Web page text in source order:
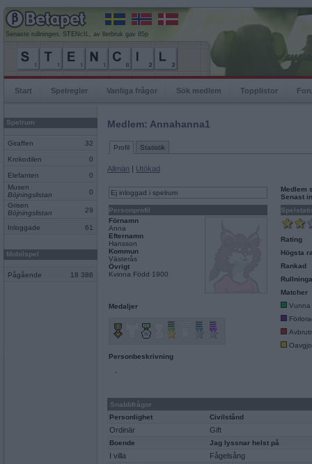
Senaste rullningen, STENcIL, av llerbruk gav 85p
Start Spelregler Vanliga frågor Sök medlem Topplistor
Spelrum
Giraffen 32
Krokodilen 0
Elefanten
0
Musen
Böjningslistan
0
Grisen
Böjningslistan
29
Inloggade 61
Mobilspel
Pågående 18 386
Medlem: Annahanna1
Profil Statistik
Allmän | Utökad
Ej inloggad i spelrum
Personprofil
Förnamn
Anna
Efternamn
Hansson
Kommun
Västerås
Övrigt
Kvinna Född 1900
Medaljer
Personbeskrivning
-
Medlem
Senast
Rating
Högsta
Rankad
Matcher
Vunna
Snabbfrågor
Personlighet
Civilstånd
Ordinär Gift
Boende Jag lyssnar helst på
I villa Fågelsång